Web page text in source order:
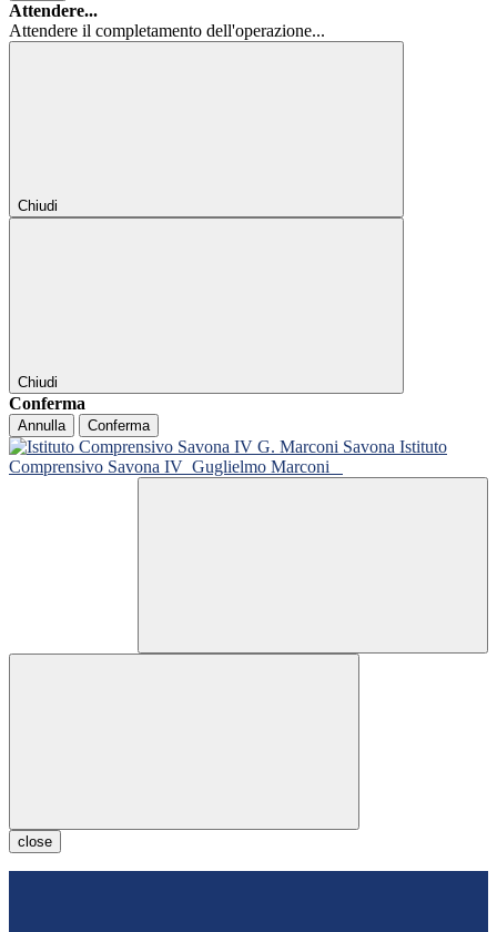
Attendere...
Attendere il completamento dell'operazione...
Chiudi
Chiudi
Conferma
Annulla Conferma
Istituto
Comprensivo Savona IV Guglielmo Marconi
close